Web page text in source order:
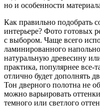
но и особенности
Как правильно подобрать
интерьере? Фото готовых
с выбором. Чаще всего
ламинированного
натуральную древесину
практика, популярнее
отлично будет дополнять
Тон дверного полотна не
можно варьировать
темного или светлого